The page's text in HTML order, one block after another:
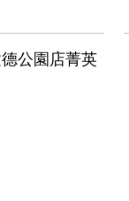
公園店菁英